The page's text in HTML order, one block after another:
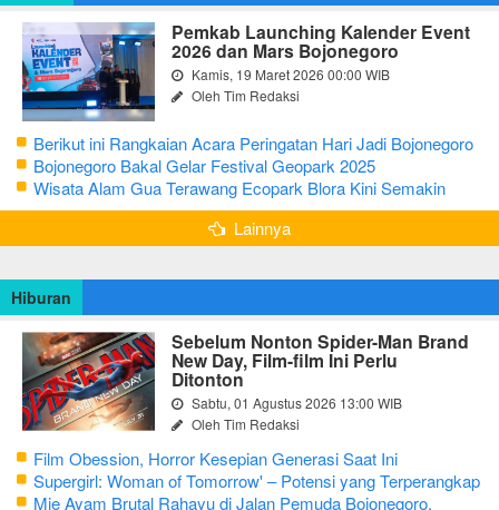
Pemkab Launching Kalender Event
2026 dan Mars Bojonegoro
Kamis, 19 Maret 2026 00:00 WIB
Oleh Tim Redaksi
Berikut ini Rangkaian Acara Peringatan Hari Jadi Bojonegoro
Ke-348 Tahun 2025
Bojonegoro Bakal Gelar Festival Geopark 2025
Wisata Alam Gua Terawang Ecopark Blora Kini Semakin
Menarik
Lainnya
Hiburan
Sebelum Nonton Spider-Man Brand
New Day, Film-film Ini Perlu
Ditonton
Sabtu, 01 Agustus 2026 13:00 WIB
Oleh Tim Redaksi
Film Obession, Horror Kesepian Generasi Saat Ini
Supergirl: Woman of Tomorrow' – Potensi yang Terperangkap
dalam Narasi Generik
Mie Ayam Brutal Rahayu di Jalan Pemuda Bojonegoro,